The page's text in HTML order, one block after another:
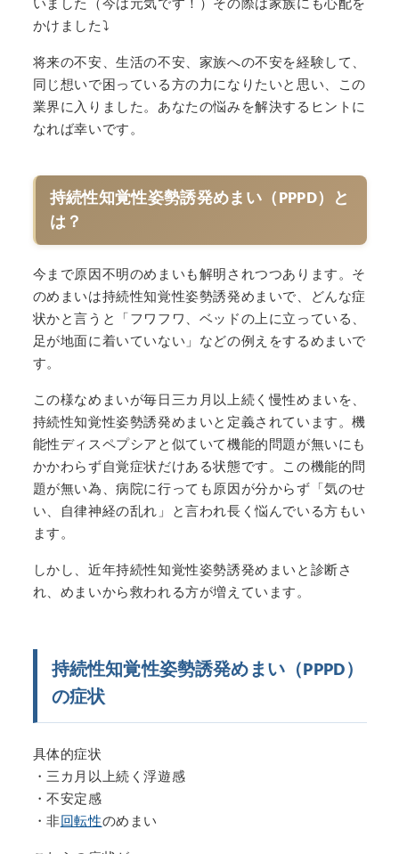
いました（今は元気です！）その際は家族にも心配を
かけました⤵
将来の不安、生活の不安、家族への不安を経験して、
同じ想いで困っている方の力になりたいと思い、この
業界に入りました。あなたの悩みを解決するヒントに
なれば幸いです。
持続性知覚性姿勢誘発めまい（PPPD）と
は？
今まで原因不明のめまいも解明されつつあります。そ
のめまいは持続性知覚性姿勢誘発めまいで、どんな症
状かと言うと「フワフワ、ベッドの上に立っている、
足が地面に着いていない」などの例えをするめまいで
す。
この様なめまいが毎日三カ月以上続く慢性めまいを、
持続性知覚性姿勢誘発めまいと定義されています。機
能性ディスペプシアと似ていて機能的問題が無いにも
かかわらず自覚症状だけある状態です。この機能的問
題が無い為、病院に行っても原因が分からず「気のせ
い、自律神経の乱れ」と言われ長く悩んでいる方もい
ます。
しかし、近年持続性知覚性姿勢誘発めまいと診断さ
れ、めまいから救われる方が増えています。
持続性知覚性姿勢誘発めまい（PPPD）
の症状
具体的症状
・三カ月以上続く浮遊感
・不安定感
・非回転性のめまい